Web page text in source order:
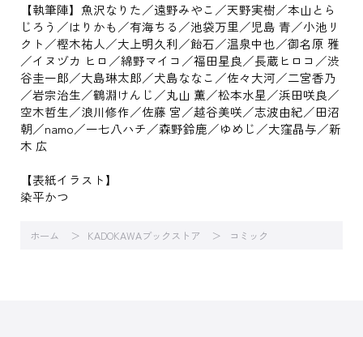
【執筆陣】魚沢なりた／遠野みやこ／天野実樹／本山とら
じろう／はりかも／有海ちる／池袋万里／児島 青／小池リ
クト／樫木祐人／大上明久利／飴石／温泉中也／御名原 雅
／イヌヅカ ヒロ／綿野マイコ／福田星良／長蔵ヒロコ／渋
谷圭一郎／大島琳太郎／犬島ななこ／佐々大河／二宮香乃
／岩宗治生／鶴淵けんじ／丸山 薫／松本水星／浜田咲良／
空木哲生／浪川修作／佐藤 宮／越谷美咲／志波由紀／田沼
朝／namo／一七八ハチ／森野鈴鹿／ゆめじ／大窪晶与／新
木 広
【表紙イラスト】
染平かつ
ホーム KADOKAWAブックストア コミック